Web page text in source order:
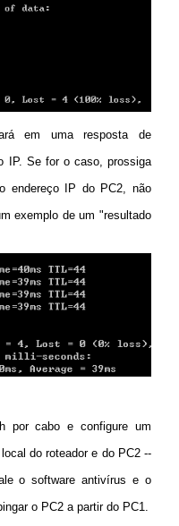
em uma resposta de
IP. Se for o caso, prossiga
endereço IP do PC2, não
exemplo de um "resultado
por cabo e configure um
do roteador e do PC2 --
o software antivírus e o
o PC2 a partir do PC1.